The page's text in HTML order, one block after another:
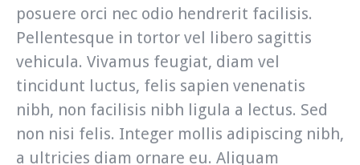
posuere orci nec odio hendrerit facilisis.
Pellentesque in tortor vel libero sagittis
vehicula. Vivamus feugiat, diam vel
tincidunt luctus, felis sapien venenatis
nibh, non facilisis nibh ligula a lectus. Sed
non nisi felis. Integer mollis adipiscing nibh,
a ultricies diam ornare eu. Aliquam